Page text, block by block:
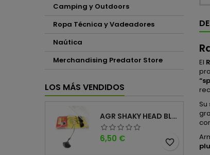
Camping y Outdoors
Ropa Técnica y Vadeadores
Naútica
Merchandising Predator Store
LOS MÁS VENDIDOS
AGR SHAKY HEAD BLACK 4PK
Precio
6,50 € favorite_border
El
Su